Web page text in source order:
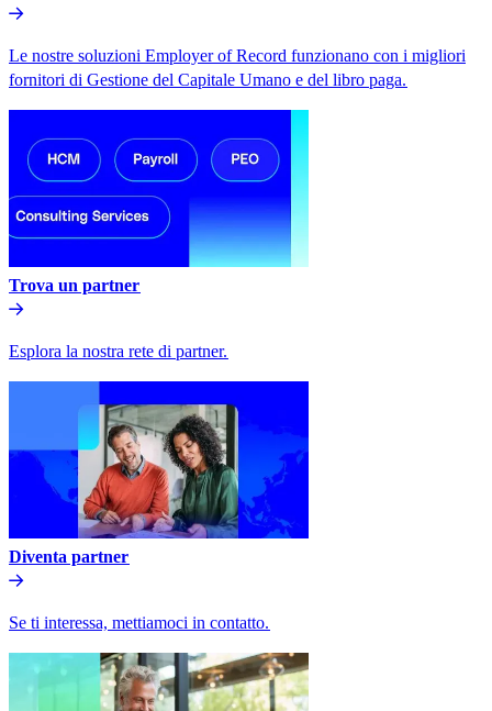
Le nostre soluzioni Employer of Record funzionano con i migliori
fornitori di Gestione del Capitale Umano e del libro paga.​​
Trova un partner​​
Esplora la nostra rete di partner.​​
Diventa partner​​
Se ti interessa, mettiamoci in contatto.​​